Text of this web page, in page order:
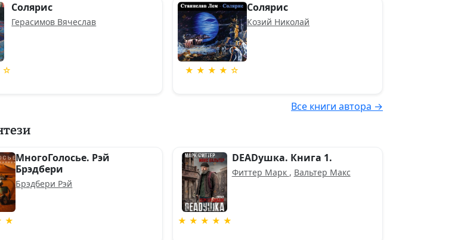
☆
Солярис
Герасимов Вячеслав
★ ★ ★ ★ ☆
Солярис
Козий Николай
Все книги автора →
★
МногоГолосье. Рэй
Брэдбери
Брэдбери Рэй
★ ★ ★ ★ ★
DEADушка. Книга 1.
Фиттер Марк , Вальтер Макс